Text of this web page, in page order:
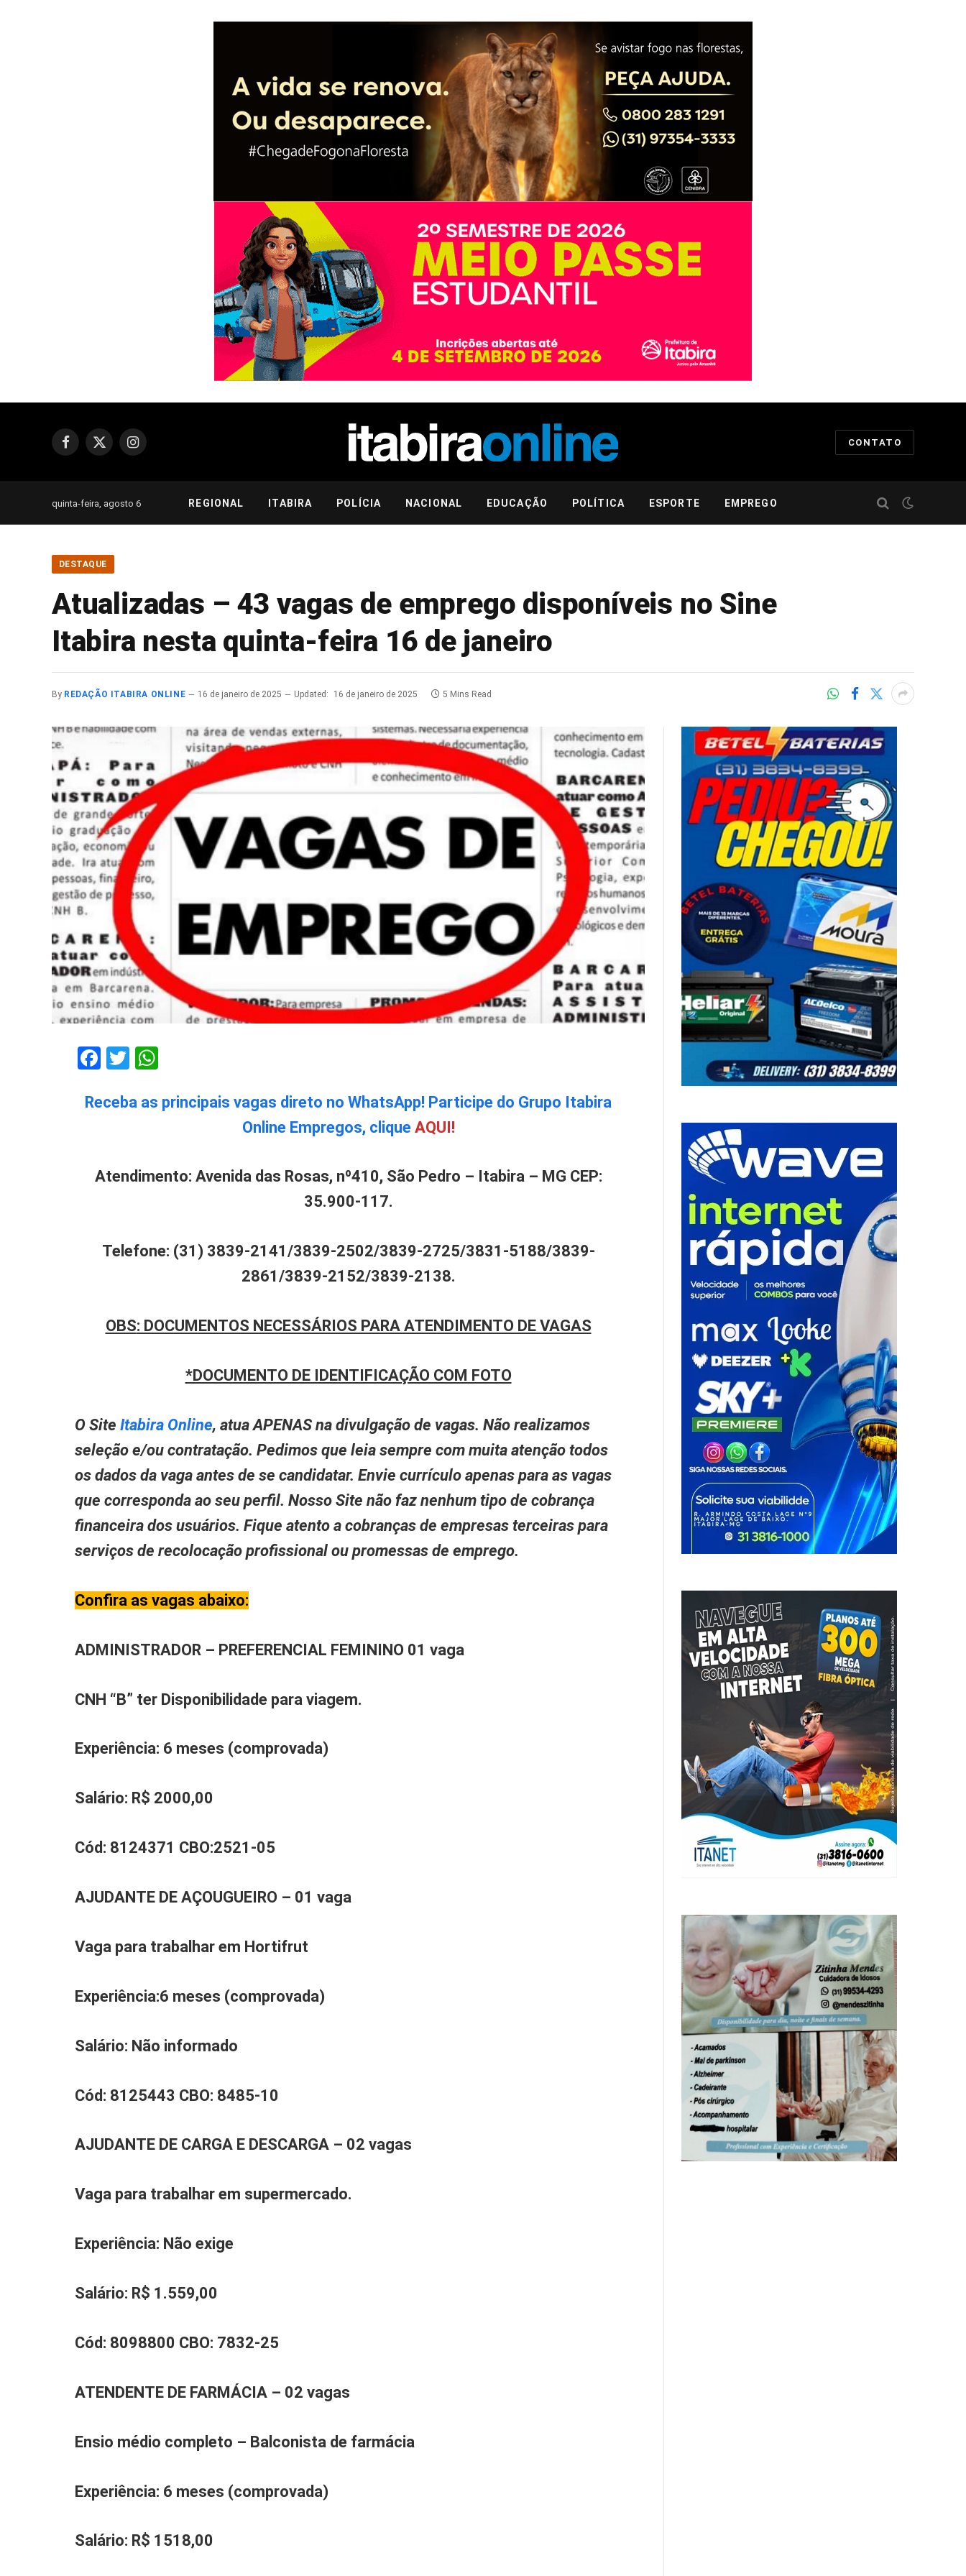
Facebook
X
Instagram
CONTATO
quinta-feira, agosto 6 REGIONAL ITABIRA POLÍCIA NACIONAL EDUCAÇÃO POLÍTICA ESPORTE EMPREGO
DESTAQUE
Atualizadas – 43 vagas de emprego disponíveis no Sine
Itabira nesta quinta-feira 16 de janeiro
By REDAÇÃO ITABIRA ONLINE 16 de janeiro de 2025 Updated: 16 de janeiro de 2025 5 Mins Read
Facebook
Twitter
Receba as principais vagas direto no WhatsApp! Participe do Grupo Itabira
Online Empregos, clique AQUI!
Atendimento: Avenida das Rosas, nº410, São Pedro – Itabira – MG CEP:
35.900-117.
Telefone: (31) 3839-2141/3839-2502/3839-2725/3831-5188/3839-
2861/3839-2152/3839-2138.
OBS: DOCUMENTOS NECESSÁRIOS PARA ATENDIMENTO DE VAGAS
*DOCUMENTO DE IDENTIFICAÇÃO COM FOTO
O Site Itabira Online, atua APENAS na divulgação de vagas. Não realizamos
seleção e/ou contratação. Pedimos que leia sempre com muita atenção todos
os dados da vaga antes de se candidatar. Envie currículo apenas para as vagas
que corresponda ao seu perfil. Nosso Site não faz nenhum tipo de cobrança
financeira dos usuários. Fique atento a cobranças de empresas terceiras para
serviços de recolocação profissional ou promessas de emprego.
Confira as vagas abaixo:
ADMINISTRADOR – PREFERENCIAL FEMININO 01 vaga
CNH “B” ter Disponibilidade para viagem.
Experiência: 6 meses (comprovada)
Salário: R$ 2000,00
Cód: 8124371 CBO:2521-05
AJUDANTE DEAÇOUGUEIRO – 01 vaga
Vaga para trabalhar em Hortifrut
Experiência:6 meses (comprovada)
Salário: Não informado
Cód: 8125443 CBO: 8485-10
AJUDANTE DE CARGA E DESCARGA – 02 vagas
Vaga para trabalhar em supermercado.
Experiência: Não exige
Salário: R$ 1.559,00
Cód: 8098800 CBO: 7832-25
ATENDENTE DE FARMÁCIA – 02 vagas
Ensio médio completo – Balconista de farmácia
Experiência: 6 meses (comprovada)
Salário: R$ 1518,00